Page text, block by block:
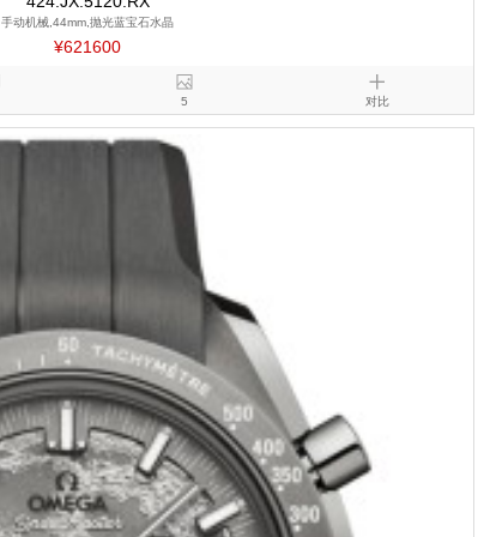
手动机械,44mm,抛光蓝宝石水晶
¥621600
5 对比